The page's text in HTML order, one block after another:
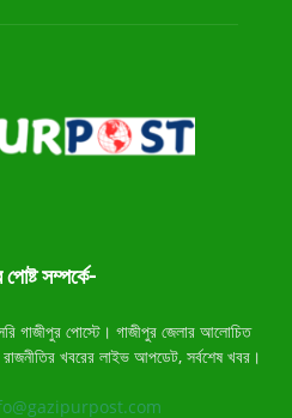
পোষ্ট সম্পর্কে-
গাজীপুর পোস্টে। গাজীপুর জেলার আলোচিত
রাজনীতির খবরের লাইভ আপডেট, সর্বশেষ খবর।